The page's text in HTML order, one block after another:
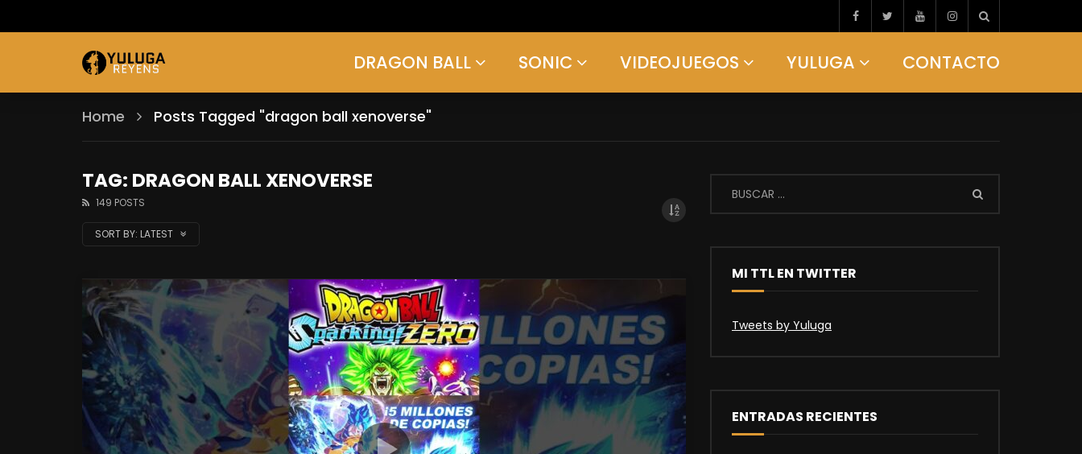
DRAGON BALL SONIC VIDEOJUEGOS YULUGA CONTACTO
Home Posts Tagged "dragon ball xenoverse"
TAG: DRAGON BALL XENOVERSE
149 POSTS
SORT BY: LATEST
MI TTL EN TWITTER
Tweets by Yuluga
ENTRADAS RECIENTES